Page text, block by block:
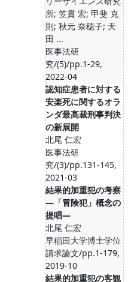
所; 笠貫 宏; 甲斐 克
則; 秋元 奈穂子; 天
田 ...
医事法研
究/(5)/pp.1-29,
2022-04
認知症患者に対する
安楽死に関するオラ
ンダ最高裁刑事判決
の新展開
北尾 仁宏
医事法研
究/(3)/pp.131-145,
2021-03
結果的加重犯の考察
―「冒険犯」概念の
提唱―
北尾 仁宏
早稲田大学博士学位
請求論文/pp.1-179,
2019-10
結果的加重犯の客観